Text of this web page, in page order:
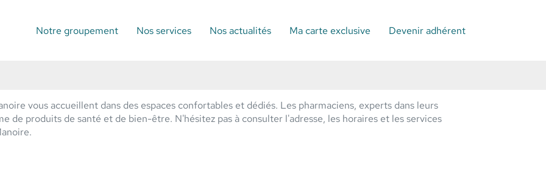
Notre groupement Nos services Nos actualités Ma carte exclusive Devenir adhérent
vous accueillent dans des espaces confortables et dédiés. Les pharmaciens, experts dans leurs
de produits de santé et de bien-être. N'hésitez pas à consulter l'adresse, les horaires et les services